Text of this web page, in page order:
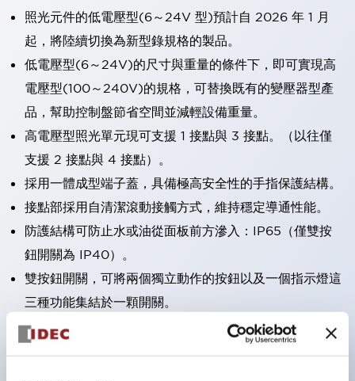
照光元件的低電壓型(6～24V 型)預計自 2026 年 1 月
起，將陸續切換為新型錄規格的製品。
低電壓型(6～24V)的尺寸與重量的條件下，即可實現高
電壓型(100～240V)的規格，可替換既有的變壓器型產
品，幫助控制盤節省空間並減輕設備重量。
高電壓型照光單元現可支援 1 接點與 3 接點。（以往僅
支援 2 接點與 4 接點）。
採用一體成型端子蓋，具備極高安全性的手指保護結構。
接點部採用自清潔滾動接觸方式，維持穩定導通性能。
防護結構可防止水或油從面板前方滲入：IP65（僅雙按
鈕開關為 IP40）。
雙按鈕開關，可將兩個獨立動作的按鈕以及一個指示燈這
三種功能集結於一顆開關。
完整支援全球各地需求的多種電壓規格。